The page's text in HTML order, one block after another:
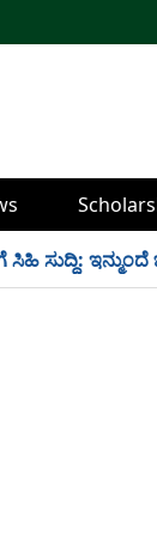
ಇನ್ಮುಂದೆ